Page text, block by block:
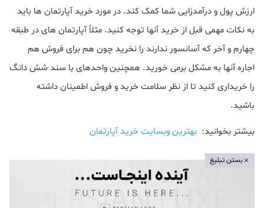
ارزش پول و درآمدزایی شما کمک کند. در مورد خرید آپارتمان ها باید
به نکات مهمی قبل از خرید آنها توجه کنید. مثلاً آپارتمان های در طبقه
چهارم و آخر که آسانسور ندارند را نخرید چون هم برای فروش هم
اجاره آنها به مشکل برمی خورید. همچنین واحدهای با سند شش دانگ
را خریداری کنید تا از نظر سلامت خرید و فروش اطمینان داشته
باشید.
بیشتر بخوانید: بهترین وبسایت خرید آپارتمان
بستن تبلیغ